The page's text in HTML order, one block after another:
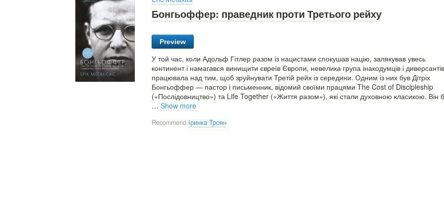
Бонгьоффер: праведник проти Третього рейху
Preview
У той час, коли Адольф Гітлер разом із нацистами спокушав націю, залякував увесь
континент і намагався винищити євреїв Європи, невелика група інакодумців і диверсантів
працювала над тим, щоб зруйнувати Третій рейх із середини. Одним із них був Дітріх
Бонгьоффер — пастор і письменник, відомий своїми працями The Cost of Discipleship
(«Послідовництво») та Life Together («Життя разом»), які стали духовною класикою. Він
… Show more
Recommend Іринка Троян